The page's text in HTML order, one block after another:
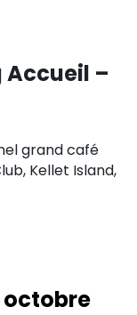
Accueil –
grand café
Kellet Island,
octobre